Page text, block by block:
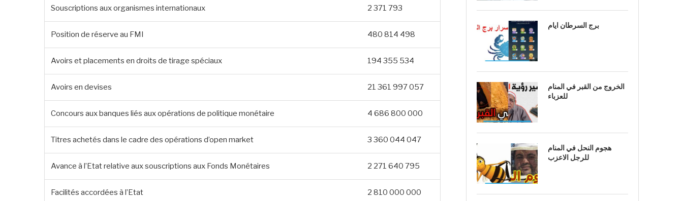
Souscriptions aux organismes internationaux 2 371 793
Position de réserve au FMI 480 814 498
Avoirs et placements en droits de tirage spéciaux 194 355 534
Avoirs en devises 21 361 997 057
Concours aux banques liés aux opérations de politique monétaire 4 686 800 000
Titres achetés dans le cadre des opérations d’open market 3 360 044 047
Avance à l’Etat relative aux souscriptions aux Fonds Monétaires 2 271 640 795
Facilités accordées à l’Etat 2 810 000 000
برج السرطان ايام
الخروج من القبر في المنام
للعزباء
هجوم النحل في المنام
للرجل الاعزب